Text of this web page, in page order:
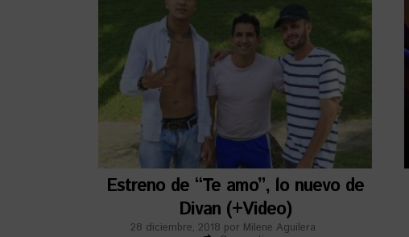
Estreno de “Te amo”, lo nuevo de
Divan (+Video)
28 diciembre, 2018 por Milene Aguilera